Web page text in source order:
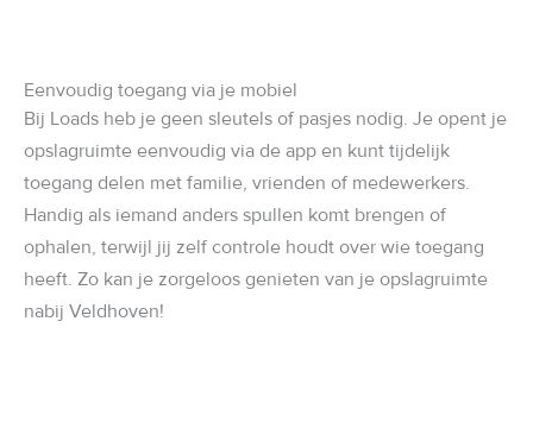
Eenvoudig toegang via je mobiel
Bij Loads heb je geen sleutels of pasjes nodig. Je opent je
opslagruimte eenvoudig via de app en kunt tijdelijk
toegang delen met familie, vrienden of medewerkers.
Handig als iemand anders spullen komt brengen of
ophalen, terwijl jij zelf controle houdt over wie toegang
heeft. Zo kan je zorgeloos genieten van je opslagruimte
nabij Veldhoven!